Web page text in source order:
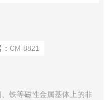
CM-8821
铁等磁性金属基体上的非